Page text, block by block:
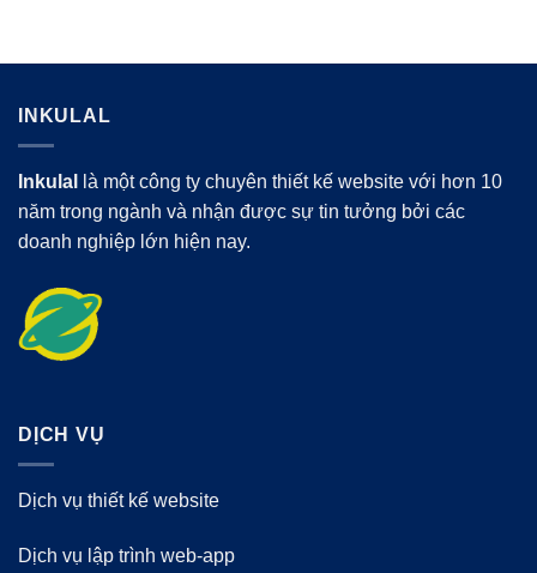
INKULAL
Inkulal
là một công ty chuyên thiết kế website với hơn 10
năm trong ngành và nhận được sự tin tưởng bởi các
doanh nghiệp lớn hiện nay.
DỊCH VỤ
Dịch vụ thiết kế website
Dịch vụ lập trình web-app